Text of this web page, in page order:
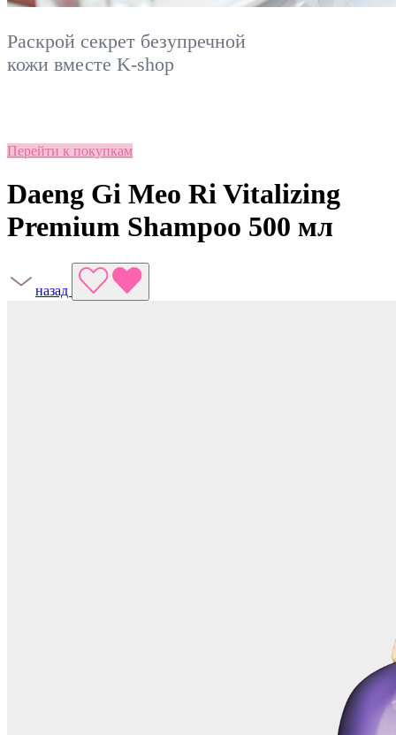
Раскрой секрет безупречной
кожи вместе K-shop
Перейти к покупкам
Daeng Gi Meo Ri Vitalizing
Premium Shampoo 500 мл
назад